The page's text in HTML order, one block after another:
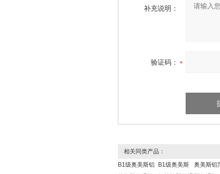
补充说明：
验证码：
相关同类产品：
B1级奥美斯铝
B1级奥美斯
奥美斯铝